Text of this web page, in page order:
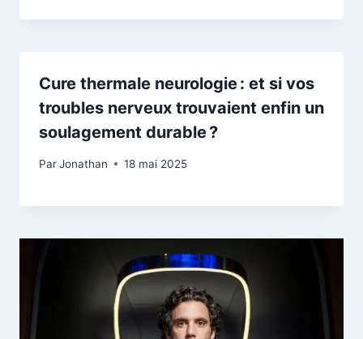
Cure thermale neurologie : et si vos
troubles nerveux trouvaient enfin un
soulagement durable ?
ParJonathan 18 mai 2025